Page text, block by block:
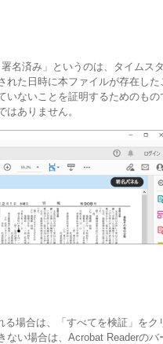
名済み」というのは、タイムスタ
れた日時に本ファイルが存在した
いないことを証明するためのもの
ありません。
場合は、「すべてを検証」をク
ない場合は、Acrobat Readerのバ